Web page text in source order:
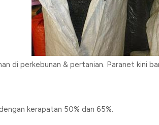
di perkebunan & pertanian. Paranet kini
kerapatan 50% dan 65%.